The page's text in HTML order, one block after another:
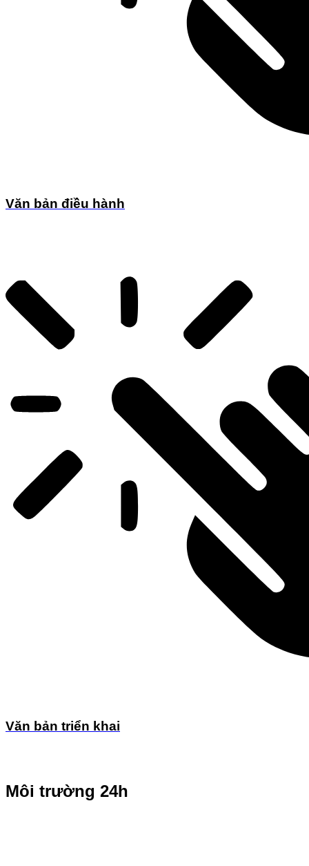
Văn bản điều hành
Văn bản triển khai
Môi trường 24h